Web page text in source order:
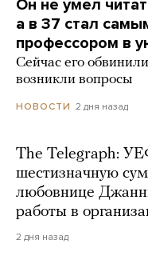
Он не умел
а в 37 стал
профессором в
Сейчас его
возникли вопросы
НОВОСТИ 2 дня назад
The Telegraph:
шестизначную
любовнице
работы в
2 дня назад